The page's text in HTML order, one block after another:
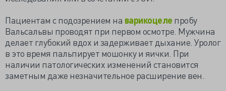
Пациентам с подозрением на варикоцеле пробу
Вальсальвы проводят при первом осмотре. Мужчина
делает глубокий вдох и задерживает дыхание. Уролог
в это время пальпирует мошонку и яички. При
наличии патологических изменений становится
заметным даже незначительное расширение вен.